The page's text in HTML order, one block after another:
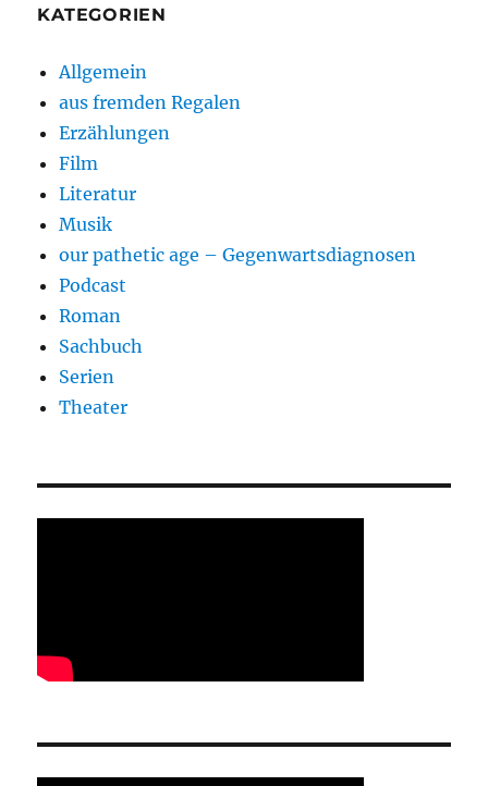
KATEGORIEN
Allgemein
aus fremden Regalen
Erzählungen
Film
Literatur
Musik
our pathetic age – Gegenwartsdiagnosen
Podcast
Roman
Sachbuch
Serien
Theater